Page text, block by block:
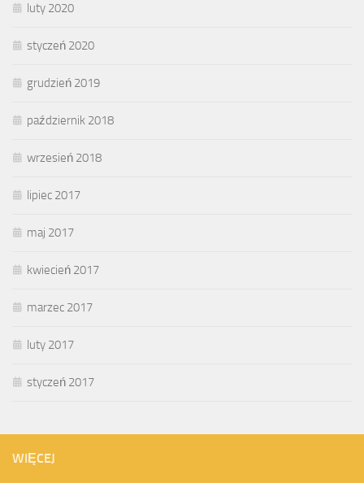
luty 2020
styczeń 2020
grudzień 2019
październik 2018
wrzesień 2018
lipiec 2017
maj 2017
kwiecień 2017
marzec 2017
luty 2017
styczeń 2017
WIĘCEJ